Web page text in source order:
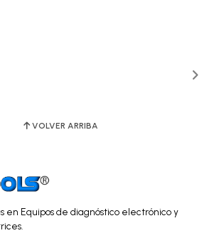
VOLVER ARRIBA
en Equipos de diagnóstico electrónico y